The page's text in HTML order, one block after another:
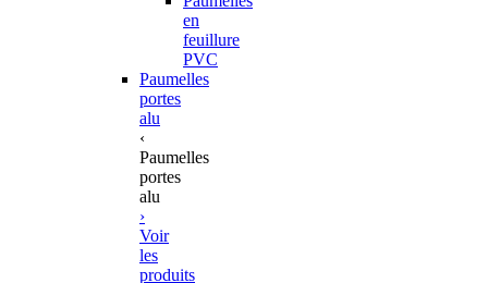
en
feuillure
PVC
Paumelles
portes
alu
‹
Paumelles
portes
alu
›
Voir
les
produits